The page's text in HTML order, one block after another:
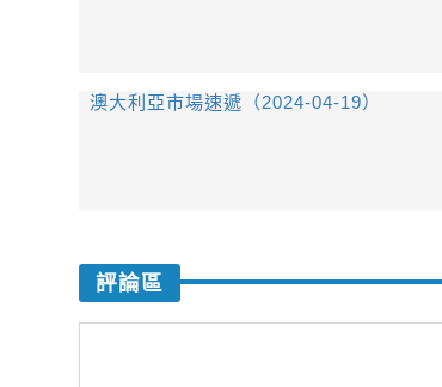
澳大利亞市場速遞（2024-04-19）
評論區